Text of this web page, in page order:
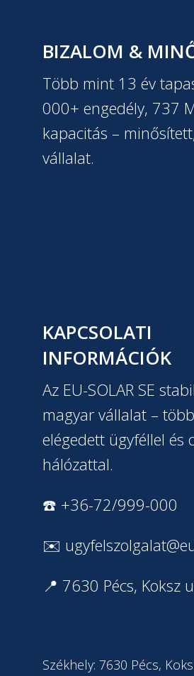
BIZALOM &
Több mint 13 év
000+ engedély, 737
kapacitás –
vállalat.
KAPCSOLATI
INFORMÁCIÓK
Az EU-SOLAR SE
magyar vállalat –
elégedett ügyféllel és
hálózattal.
☎️ +36-72/999-000
✉️
📍 7630 Pécs, Koksz
Székhely: 7630 Pécs,